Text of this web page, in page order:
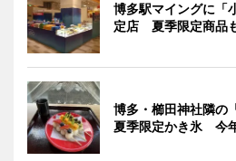
博多駅マイングに「
定店 夏季限定商品
博多・櫛田神社隣の
夏季限定かき氷 今